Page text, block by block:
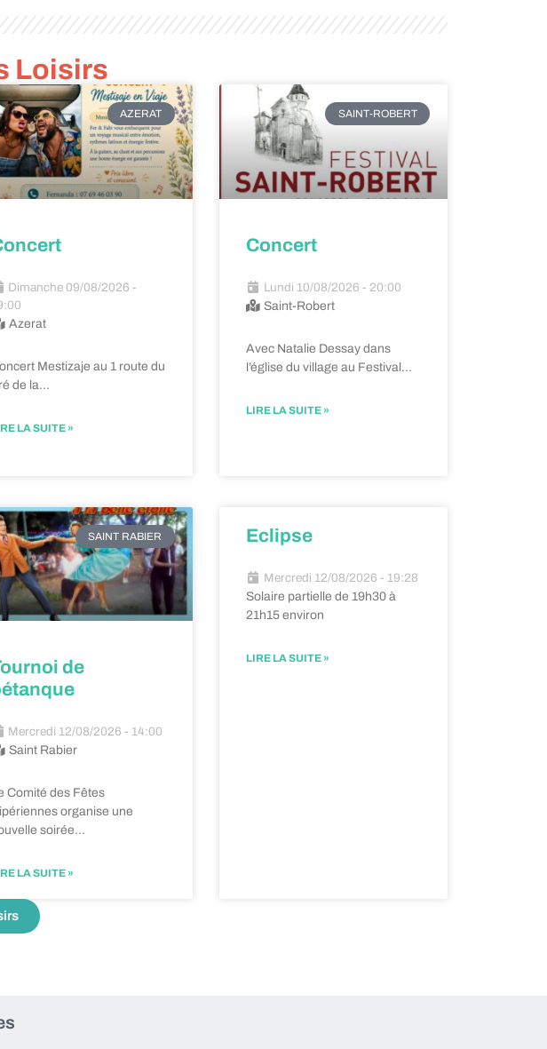
Loisirs
AZERAT
Dimanche 09/08/2026 -
Azerat
Mestizaje au 1 route du
de la…
LA SUITE »
SAINT-ROBERT
Concert
Lundi 10/08/2026 - 20:00
Saint-Robert
Avec Natalie Dessay dans
l’église du village au Festival…
LIRE LA SUITE »
SAINT RABIER
de
Mercredi 12/08/2026 - 14:00
Saint Rabier
Comité des Fêtes
organise une
soirée…
LA SUITE »
Eclipse
Mercredi 12/08/2026 - 19:28
Solaire partielle de 19h30 à
21h15 environ
LIRE LA SUITE »